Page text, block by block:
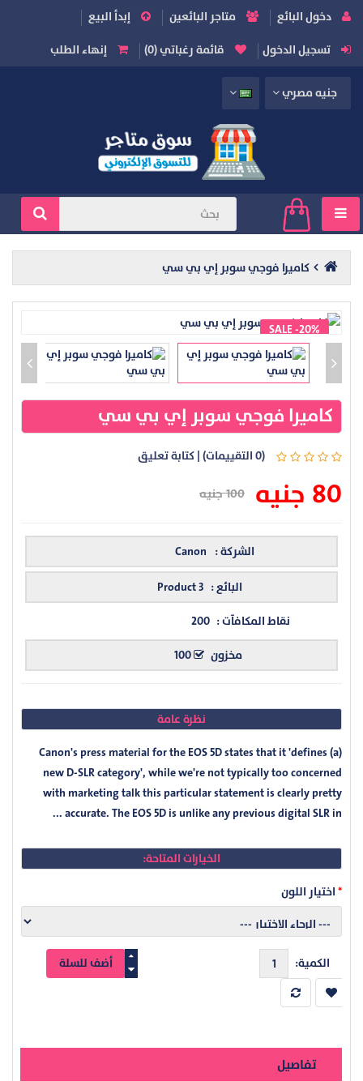
دخول البائع متاجر البائعين
إبدأ البيع
تسجيل الدخول
قائمة رغباتي (0) إنهاء الطلب
جنيه مصري
كاميرا فوجي سوبر إي بي سي
SALE -20%
كاميرا فوجي سوبر إي بي سي
(0 التقييمات) |كتابة تعليق
80 جنيه 100 جنيه
الشركة : Canon
البائع :
نقاط المكافآت :
مخزون
نظرة عامة
Canon's press material for the EOS 5D states that it 'defines (a)
new D-SLR category', while we're not typically too concerned
with marketing talk this particular statement is clearly pretty
accurate. The EOS 5D is unlike any previous digital SLR in ...
الخيارات المتاحة:
اختيار اللون
الكمية:
تفاصيل